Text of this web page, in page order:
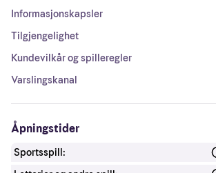
Informasjonskapsler
Tilgjengelighet
Kundevilkår og spilleregler
Varslingskanal
Åpningstider
Sportsspill: